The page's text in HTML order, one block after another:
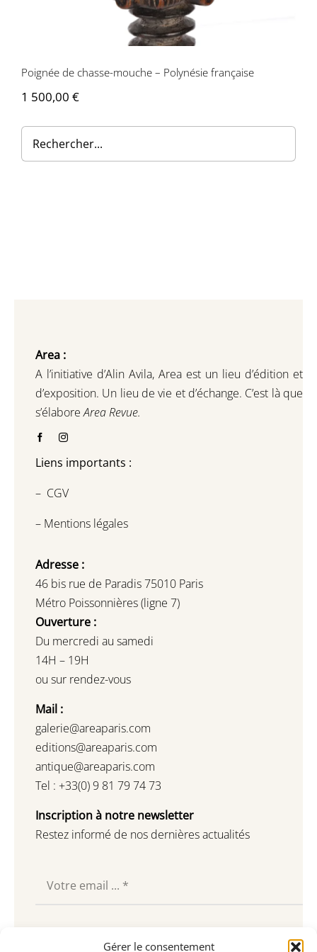
Gérer le consentement
Poignée de chasse-mouche – Polynésie française
1 500,00 €
Area :
A l’initiative d’Alin Avila, Area est un lieu d’édition et
d’exposition. Un lieu de vie et d’échange. C’est là que
s’élaboreArea Revue.
Liens importants :
– CGV
– Mentions légales
Adresse :
46 bis rue de Paradis 75010 Paris
Métro Poissonnières (ligne 7)
Ouverture :
Du mercredi au samedi
14H – 19H
ou sur rendez-vous
Mail :
galerie@areaparis.com
editions@areaparis.com
antique@areaparis.com
Tel : +33(0) 9 81 79 74 73
Inscription à notre newsletter
Restez informé de nos dernières actualités
Souscrire